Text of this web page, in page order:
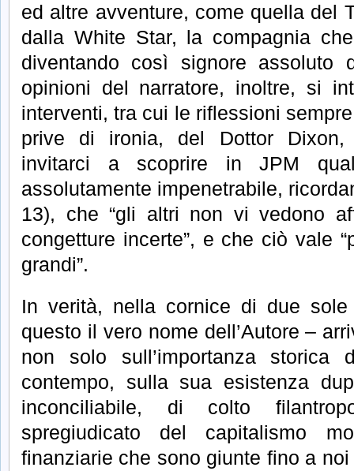
ed altre avventure, come quella del
dalla White Star, la compagnia
diventando così signore assoluto
opinioni del narratore, inoltre, si
interventi, tra cui le riflessioni
prive di ironia, del Dottor Dixon,
invitarci a scoprire in JPM
assolutamente impenetrabile,
13), che “gli altri non vi vedono
congetture incerte”, e che ciò vale
grandi”.
In verità, nella cornice di due
questo il vero nome dell’Autore –
non solo sull’importanza
contempo, sulla sua esistenza
inconciliabile, di colto
spregiudicato del capitalismo
finanziarie che sono giunte fino a